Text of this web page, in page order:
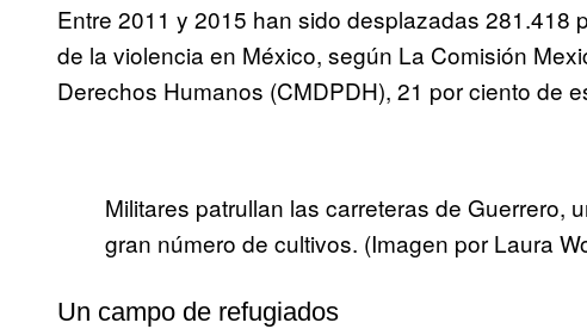
Entre 2011 y 2015 han sido desplazadas 281.418
de la violencia en México, según La Comisión
Derechos Humanos (CMDPDH), 21 por ciento de
Militares patrullan las carreteras de Guerrero,
gran número de cultivos. (Imagen por Laura
Un campo de refugiados